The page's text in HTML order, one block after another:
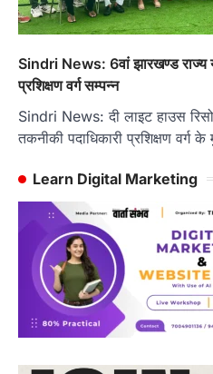
Sindri News: 6वां झारखण्ड राज्य
प्रशिक्षण वर्ग सम्पन्न
Sindri News: दी लाइट हाउस
तकनीकी पदाधिकारी प्रशिक्षण वर्ग
Learn Digital Marketing